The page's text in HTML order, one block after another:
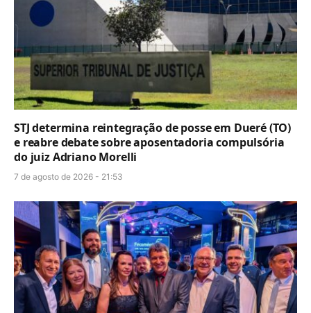
STJ determina reintegração de posse em Dueré (TO)
e reabre debate sobre aposentadoria compulsória
do juiz Adriano Morelli
7 de agosto de 2026 - 21:53